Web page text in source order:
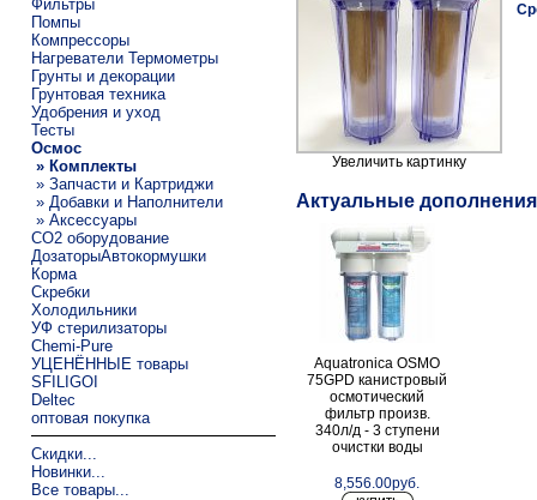
Фильтры
Помпы
Компрессоры
Нагреватели Термометры
Грунты и декорации
Грунтовая техника
Удобрения и уход
Тесты
Осмос
» Комплекты
» Запчасти и Картриджи
» Добавки и Наполнители
» Аксессуары
CO2 оборудование
ДозаторыАвтокормушки
Корма
Скребки
Холодильники
УФ стерилизаторы
Chemi-Pure
УЦЕНЁННЫЕ товары
SFILIGOI
Deltec
оптовая покупка
Скидки...
Новинки...
Все товары...
Увеличить картинку
Актуальные дополнения
Aquatronica OSMO
75GPD канистровый
осмотический
фильтр произв.
340л/д - 3 ступени
очистки воды
8,556.00руб.